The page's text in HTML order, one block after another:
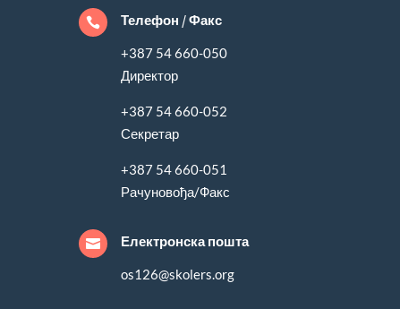
 Телефон / Факс
+387 54 660-050
Директор
+387 54 660-052
Секретар
+387 54 660-051
Рачуновођа/Факс
 Електронска пошта
os126@skolers.org